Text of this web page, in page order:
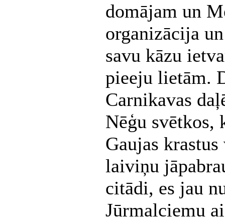
domājam un
organizācija
savu kāzu
pieeju lietām.
Carnikavas
Nēģu svētkos,
Gaujas
laiviņu
citādi, es jau
Jūrmalciemu